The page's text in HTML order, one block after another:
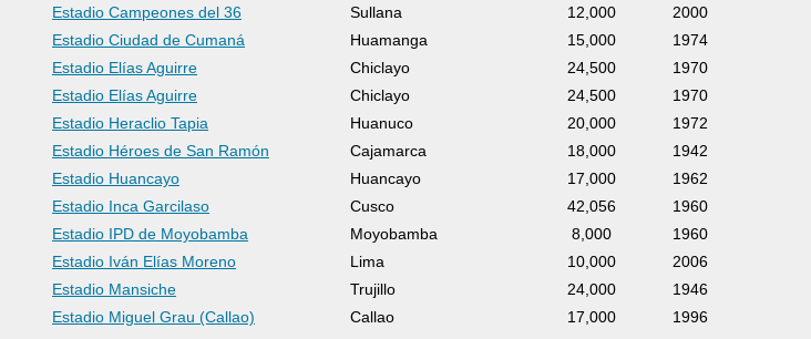
Estadio Campeones del 36 Sullana 12,000
2000
Estadio Ciudad de Cumaná Huamanga 15,000
1974
Estadio Elías Aguirre Chiclayo 24,500
1970
Estadio Elías Aguirre Chiclayo 24,500
1970
Estadio Heraclio Tapia Huanuco 20,000
1972
Estadio Héroes de San Ramón Cajamarca 18,000
1942
Estadio Huancayo Huancayo 17,000
1962
Estadio Inca Garcilaso Cusco 42,056
1960
Estadio IPD de Moyobamba Moyobamba 8,000
1960
Estadio Iván Elías Moreno Lima 10,000
2006
Estadio Mansiche Trujillo 24,000
1946
Estadio Miguel Grau (Callao) Callao 17,000
1996